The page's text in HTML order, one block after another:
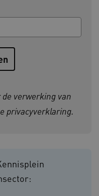
verwerking van
privacyverklaring.